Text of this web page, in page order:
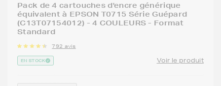
Pack de 4 cartouches d'encre générique
équivalent à EPSON T0715 Série Guépard
(C13T07154012) - 4 COULEURS - Format
Standard
792 avis
EN STOCK Voir le produit